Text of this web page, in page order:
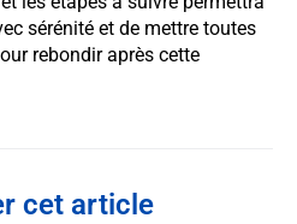
sérénité et de mettre toutes
rebondir après cette
cet article